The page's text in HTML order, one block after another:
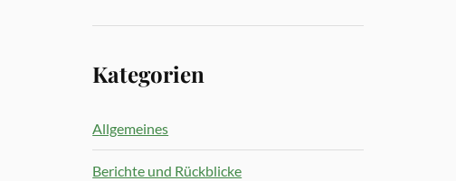
Kategorien
Allgemeines
Berichte und Rückblicke